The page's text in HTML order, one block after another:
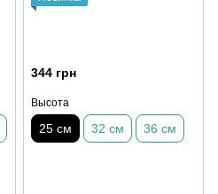
344 грн
Высота
25 см 32 см 36 см